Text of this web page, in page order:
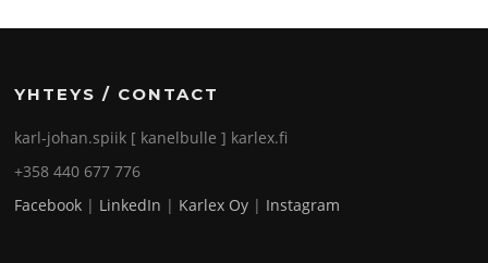
YHTEYS / CONTACT
karl-johan.spiik [ kanelbulle ] karlex.fi
+358 440 677 776
Facebook | LinkedIn | Karlex Oy | Instagram